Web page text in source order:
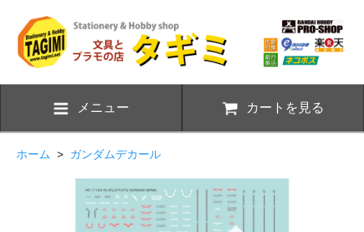
メニュー カートを見る
ホーム > ガンダムデカール